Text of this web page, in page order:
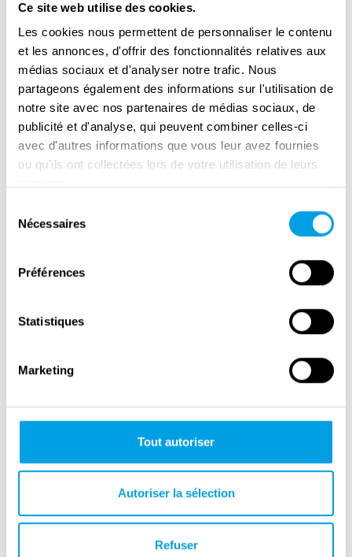
Ce site web utilise des cookies.
Les cookies nous permettent de personnaliser le contenu
et les annonces, d'offrir des fonctionnalités relatives aux
médias sociaux et d'analyser notre trafic. Nous
partageons également des informations sur l'utilisation de
notre site avec nos partenaires de médias sociaux, de
publicité et d'analyse, qui peuvent combiner celles-ci
avec d'autres informations que vous leur avez fournies
ou qu'ils ont collectées lors de votre utilisation de leurs
Nécessaires
Préférences
Statistiques
Marketing
Tout autoriser
Autoriser la sélection
Refuser
Remembrance Day in Amsterdam
Victory in Europe Day : May 8, 1945